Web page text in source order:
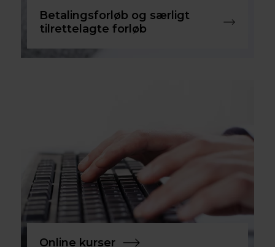
Betalingsforløb og særligt
tilrettelagte forløb
Online kurser